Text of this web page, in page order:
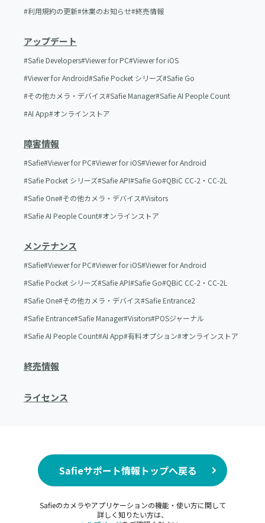
利用規約の更新 休業のお知らせ 終売情報
アップデート
Safie Developers Viewer for PC Viewer for iOS
Viewer for Android Safie Pocket シリーズ Safie Go
その他カメラ・デバイス Safie Manager Safie AI People Count
AI App オンラインストア
障害情報
Safie Viewer for PC Viewer for iOS Viewer for Android
Safie Pocket シリーズ Safie API Safie Go QBiC CC-2・CC-2L
Safie One その他カメラ・デバイス Visitors
Safie AI People Count オンラインストア
メンテナンス
Safie Viewer for PC Viewer for iOS Viewer for Android
Safie Pocket シリーズ Safie API Safie Go QBiC CC-2・CC-2L
Safie One その他カメラ・デバイス Safie Entrance2
Safie Entrance Safie Manager Visitors POSジャーナル
Safie AI People Count AI App 有料オプション オンラインストア
終売情報
ライセンス
Safieサポート情報トップへ戻る
Safieのカメラやアプリケーションの機能・使い方に関して
詳しく知りたい方は、